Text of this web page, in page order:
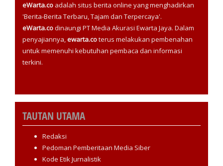
eWarta.co adalah situs berita online yang menghadirkan
'Berita-Berita Terbaru, Tajam dan Terpercaya'.
eWarta.codinaungi PT Media Akurasi Ewarta Jaya. Dalam
penyajiannya,ewarta.coterus melakukan pembenahan
untuk memenuhi kebutuhan pembaca dan informasi
terkini.
TAUTAN UTAMA
Redaksi
Pedoman Pemberitaan Media Siber
Kode Etik Jurnalistik